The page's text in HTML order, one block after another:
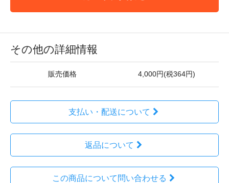
その他の詳細情報
販売価格 4,000円(税364円)
支払い・配送について
返品について
この商品について問い合わせる